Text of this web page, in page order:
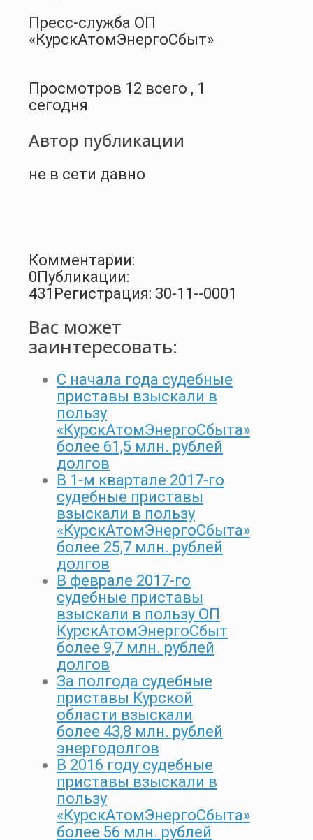
Пресс-служба ОП
«КурскАтомЭнергоСбыт»
Просмотров 12 всего , 1
сегодня
Автор публикации
не в сети давно
Комментарии:
0Публикации:
431 Регистрация: 30-11--0001
Вас может
заинтересовать:
С начала года судебные
приставы взыскали в
пользу
«КурскАтомЭнергоСбыта»
более 61,5 млн. рублей
долгов
В 1-м квартале 2017-го
судебные приставы
взыскали в пользу
«КурскАтомЭнергоСбыта»
более 25,7 млн. рублей
долгов
В феврале 2017-го
судебные приставы
взыскали в пользу ОП
КурскАтомЭнергоСбыт
более 9,7 млн. рублей
долгов
За полгода судебные
приставы Курской
области взыскали
более 43,8 млн. рублей
энергодолгов
В 2016 году судебные
приставы взыскали в
пользу
«КурскАтомЭнергоСбыта»
более 56 млн. рублей